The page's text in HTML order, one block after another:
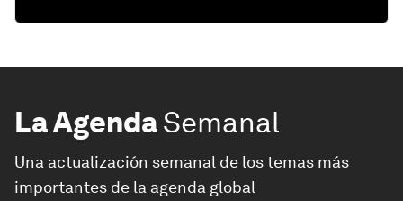
La AgendaSemanal
Una actualización semanal de los temas más
importantes de la agenda global